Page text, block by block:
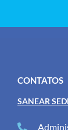
CONTATOS
SANEAR